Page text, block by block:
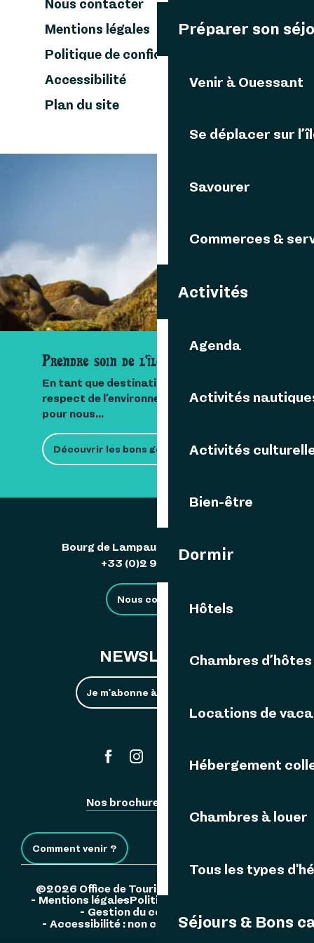
Préparer son
Venir à Ouessant
Se déplacer sur
Savourer
Commerces &
Activités
Agenda
Activités
Activités
Bien-être
Dormir
Hôtels
Chambres d’hôtes
Locations de
Hébergement
Chambres à louer
Tous les types
Séjours & Bons
Nous contacter
Mentions légales
Politique de confidentialité
Accessibilité
Plan du site
VOUS AIMEREZ AUSSI
D'autres thématiques
PRODUITS LOCAUX
Prendre soin de l'île
En tant que destination insulaire, le
respect de l’environnement est important
pour nous...
Découvrir les bons gestes
Bourg de Lampaul 29242 Ouessant
+33 (0)2 98 48 85 83
Nous contacter
NEWSLETTER
Je m'abonne à la newsletter
#ouessant
Nos brochures
Comment venir ?
©2026 Office de Tourisme de l'Île d'Ouessant
Mentions légalesPolitique de confidentialité
Gestion du consentement
Accessibilité : non conforme Plan du site